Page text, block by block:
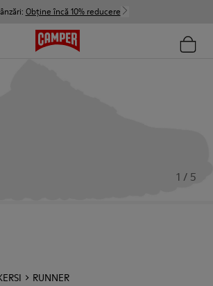
Obține încă 10% reducere
1 / 5
RUNNER